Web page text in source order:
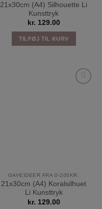
21x30cm (A4) Silhouette Li
Kunsttryk
kr. 129.00
TILFØJ TIL KURV
GAVEIDÉER FRA 0-200KR.
21x30cm (A4) Koralsilhuet
Li Kunsttryk
kr. 129.00